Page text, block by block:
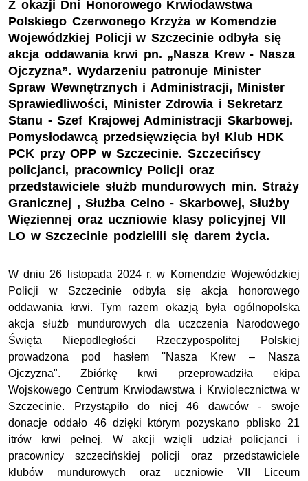
Z okazji Dni Honorowego Krwiodawstwa
Polskiego Czerwonego Krzyża w Komendzie
Wojewódzkiej Policji w Szczecinie odbyła się
akcja oddawania krwi pn. „Nasza Krew - Nasza
Ojczyzna”. Wydarzeniu patronuje Minister
Spraw Wewnętrznych i Administracji, Minister
Sprawiedliwości, Minister Zdrowia i Sekretarz
Stanu - Szef Krajowej Administracji Skarbowej.
Pomysłodawcą przedsięwzięcia był Klub HDK
PCK przy OPP w Szczecinie. Szczecińscy
policjanci, pracownicy Policji oraz
przedstawiciele służb mundurowych min. Straży
Granicznej , Służba Celno - Skarbowej, Służby
Więziennej oraz uczniowie klasy policyjnej VII
LO w Szczecinie podzielili się darem życia.
W dniu 26 listopada 2024 r. w Komendzie Wojewódzkiej
Policji w Szczecinie odbyła się akcja honorowego
oddawania krwi. Tym razem okazją była ogólnopolska
akcja służb mundurowych dla uczczenia Narodowego
Święta Niepodległości Rzeczypospolitej Polskiej
prowadzona pod hasłem ''Nasza Krew – Nasza
Ojczyzna". Zbiórkę krwi przeprowadziła ekipa
Wojskowego Centrum Krwiodawstwa i Krwiolecznictwa w
Szczecinie. Przystąpiło do niej 46 dawców - swoje
donacje oddało 46 dzięki którym pozyskano pblisko 21
itrów krwi pełnej. W akcji wzięli udział policjanci i
pracownicy szczecińskiej policji oraz przedstawiciele
klubów mundurowych oraz uczniowie VII Liceum